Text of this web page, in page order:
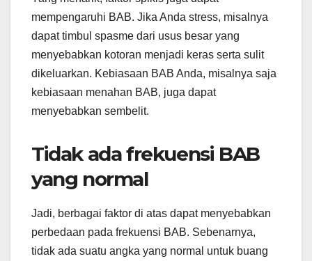
mempengaruhi BAB. Jika Anda stress, misalnya
dapat timbul spasme dari usus besar yang
menyebabkan kotoran menjadi keras serta sulit
dikeluarkan. Kebiasaan BAB Anda, misalnya saja
kebiasaan menahan BAB, juga dapat
menyebabkan sembelit.
Tidak ada frekuensi BAB
yang normal
Jadi, berbagai faktor di atas dapat menyebabkan
perbedaan pada frekuensi BAB. Sebenarnya,
tidak ada suatu angka yang normal untuk buang